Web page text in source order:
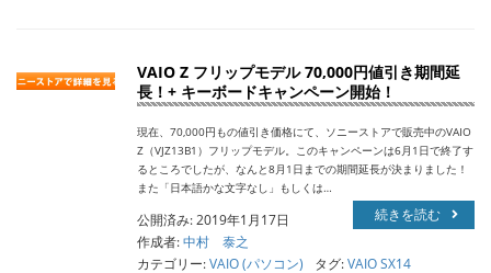
VAIO Z フリップモデル 70,000円値引き期間延
長！+ キーボードキャンペーン開始！
現在、70,000円もの値引き価格にて、ソニーストアで販売中のVAIO
Z（VJZ13B1）フリップモデル。このキャンペーンは6月1日で終了す
るところでしたが、なんと8月1日までの期間延長が決まりました！
また「日本語かな文字なし」もしくは…
続きを読む
公開済み: 2019年1月17日
作成者:中村 泰之
カテゴリー:VAIO (パソコン) タグ:VAIO SX14